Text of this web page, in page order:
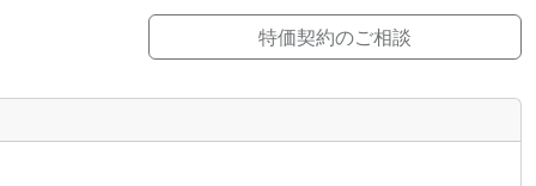
特価契約のご相談